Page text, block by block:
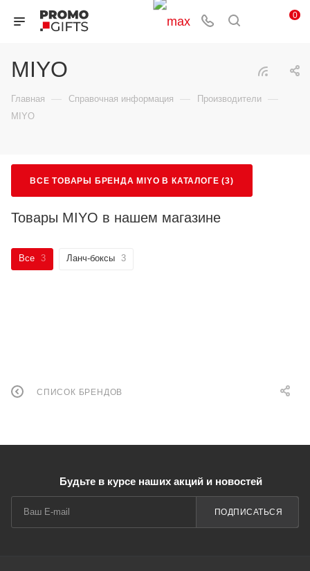
0
MIYO
Главная — Справочная информация — Производители —
MIYO
ВСЕ ТОВАРЫ БРЕНДА MIYO В КАТАЛОГЕ (3)
Товары MIYO в нашем магазине
Все 3 Ланч-боксы 3
СПИСОК БРЕНДОВ
Будьте в курсе наших акций и новостей
ПОДПИСАТЬСЯ